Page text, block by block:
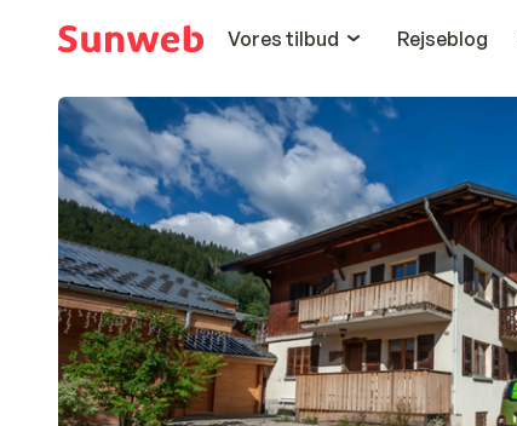
Vores tilbud
Rejseblog